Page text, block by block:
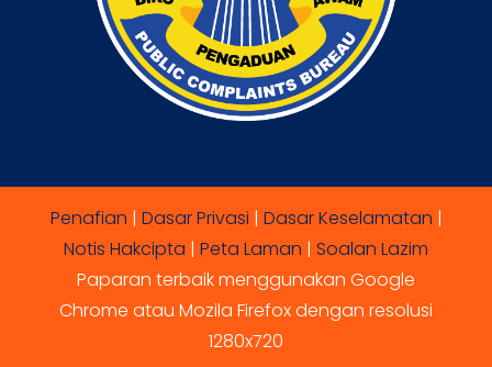
Penafian | Dasar Privasi | Dasar Keselamatan |
Notis Hakcipta | Peta Laman | Soalan Lazim
Paparan terbaik menggunakan Google
Chrome atau Mozila Firefox dengan resolusi
1280x720